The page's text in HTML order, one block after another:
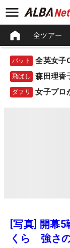
全ツアー
パット 全英女子
飛ばし 森田理香
ダフリ 女子プロ
[写真] 開幕5
くら 強さ